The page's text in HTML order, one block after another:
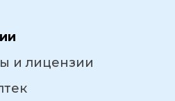
и лицензии